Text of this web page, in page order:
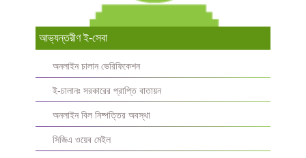
আভ্যন্তরীণ ই-সেবা
অনলাইন চালান ভেরিফিকেশন
ই-চালানঃ সরকারের প্রাপ্তি বাতায়ন
অনলাইন বিল নিষ্পত্তির অবস্থা
সিজিএ ওয়েব মেইল